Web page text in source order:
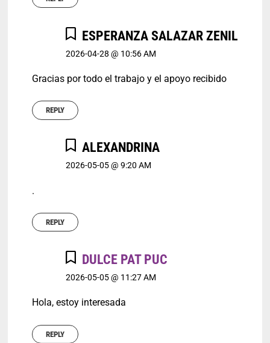
ESPERANZA SALAZAR ZENIL
2026-04-28 @ 10:56 AM
Gracias por todo el trabajo y el apoyo recibido
REPLY
ALEXANDRINA
2026-05-05 @ 9:20 AM
.
REPLY
DULCE PAT PUC
2026-05-05 @ 11:27 AM
Hola, estoy interesada
REPLY